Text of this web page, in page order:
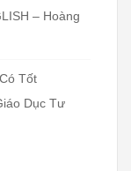
– Hoàng
Tốt
Dục Tư